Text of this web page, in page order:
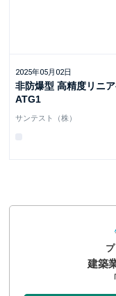
2025年05月02日
非防爆型 高精度リニ
ATG1
サンテスト（株）
建築